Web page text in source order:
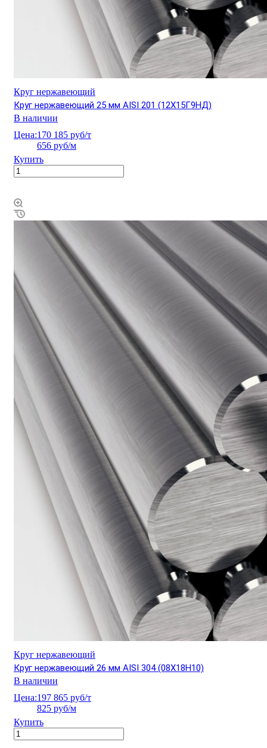
Круг нержавеющий
Круг нержавеющий 25 мм AISI 201 (12Х15Г9НД)
В наличии
Цена:170 185 руб/т
656 руб/м
Купить
Круг нержавеющий
Круг нержавеющий 26 мм AISI 304 (08Х18Н10)
В наличии
Цена:197 865 руб/т
825 руб/м
Купить